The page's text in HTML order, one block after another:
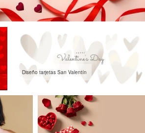
Diseño tarjetas San Valentín